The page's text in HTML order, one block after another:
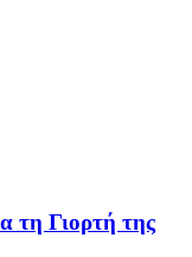
Γιορτή της